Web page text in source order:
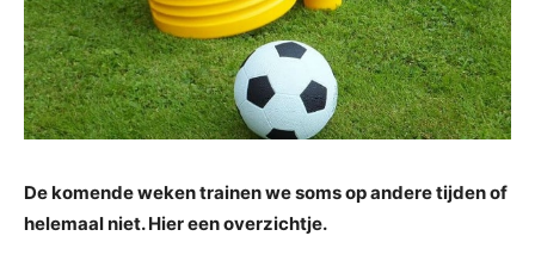
De komende weken trainen we soms op andere tijden of
helemaal niet. Hier een overzichtje.